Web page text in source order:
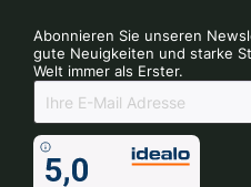
Abonnieren Sie unseren
gute Neuigkeiten und starke
Welt immer als Erster.